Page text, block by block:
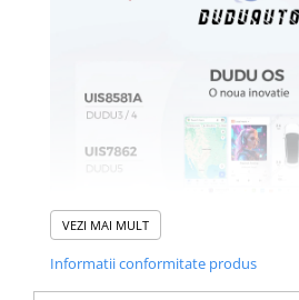
VEZI MAI MULT
Informatii conformitate produs